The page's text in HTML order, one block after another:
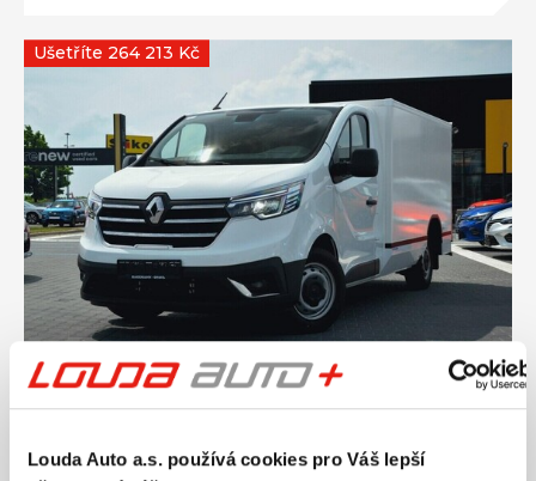
Louda Auto a.s. používá cookies pro Váš lepší
Ročník2024
Ušetříte 264 213 Kč